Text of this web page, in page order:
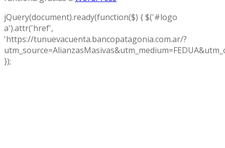
jQuery(document).ready(function($) { $('#logo
a').attr('href',
'https://tunuevacuenta.bancopatagonia.com.ar/?
});